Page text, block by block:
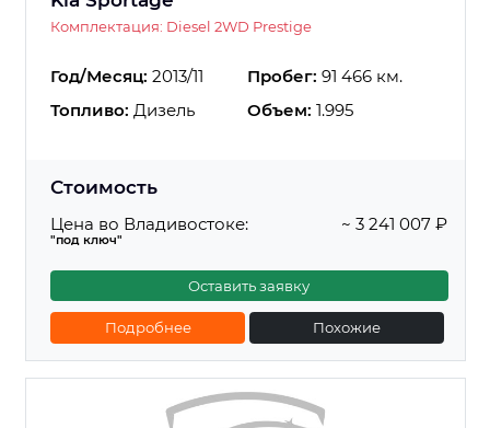
Комплектация: Diesel 2WD Prestige
Год/Месяц: 2013/11 Пробег: 91 466 км.
Топливо: Дизель Объем: 1.995
Стоимость
Цена во Владивостоке:
"под ключ"
~ 3 241 007 ₽
Оставить заявку
Подробнее Похожие